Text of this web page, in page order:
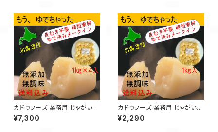
カドウフーズ 業務用 じゃがい
も もうゆでちゃった 1㎏×4パ
ック / 北海道 無添加 非常食 時
¥7,300
カドウフーズ 業務用 じゃがい
も もうゆでちゃった 1㎏×1パッ
ク / 北海道 無添加 非常食 時
¥2,290